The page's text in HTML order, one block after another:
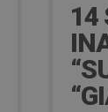
14